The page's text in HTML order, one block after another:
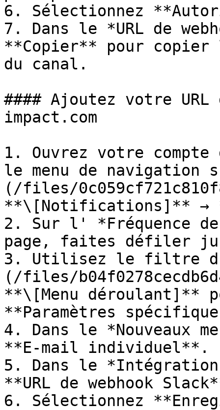
6. Sélectionnez
7. Dans le *URL de
**Copier** pour copier
du canal.
#### Ajoutez votre URL
impact.com
1. Ouvrez votre compte
le menu de
(/files/
**\[Notifications]** →
2. Sur l' *Fréquence
page, faites défiler
3. Utilisez le filtre
(/files/
**\[Menu déroulant]**
**Paramètres
4. Dans le *Nouveaux
**E-mail individuel**.
5. Dans le
**URL de webhook
6. Sélectionnez